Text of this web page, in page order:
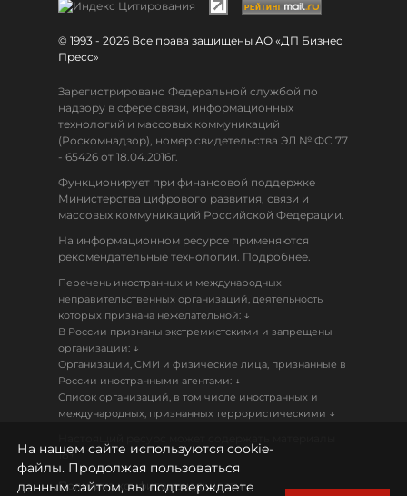
© 1993 - 2026 Все права защищены АО «ДП Бизнес
Пресс»
Зарегистрировано Федеральной службой по
надзору в сфере связи, информационных
технологий и массовых коммуникаций
(Роскомнадзор), номер свидетельства ЭЛ № ФС 77
- 65426 от 18.04.2016г.
Функционирует при финансовой поддержке
Министерства цифрового развития, связи и
массовых коммуникаций Российской Федерации.
На информационном ресурсе применяются
рекомендательные технологии. Подробнее.
Перечень иностранных и международных
неправительственных организаций, деятельность
которых признана нежелательной: ↓
В России признаны экстремистскими и запрещены
организации: ↓
Организации, СМИ и физические лица, признанные в
России иностранными агентами: ↓
Список организаций, в том числе иностранных и
международных, признанных террористическими ↓
18+
Политика конфиденциальности
На нашем сайте используются cookie-
файлы. Продолжая пользоваться
данным сайтом, вы подтверждаете